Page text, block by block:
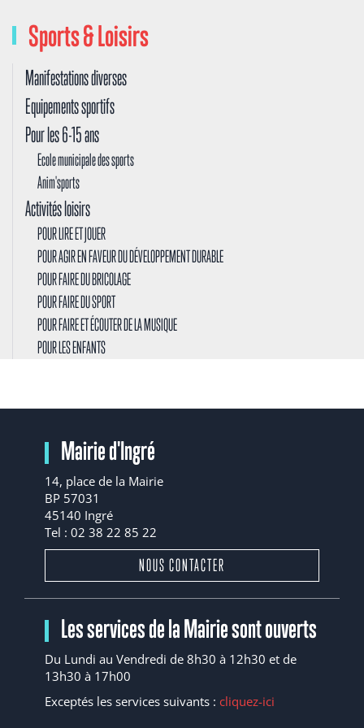
Sports & Loisirs
Manifestations diverses
Equipements sportifs
Pour les 6-15 ans
Ecole municipale des sports
Anim'sports
Activités loisirs
POUR LIRE ET JOUER
POUR AGIR EN FAVEUR DU DÉVELOPPEMENT DURABLE
POUR FAIRE DU BRICOLAGE
POUR FAIRE DU SPORT
POUR FAIRE ET ÉCOUTER DE LA MUSIQUE
POUR LES ENFANTS
Mairie d'Ingré
14, place de la Mairie
BP 57031
45140 Ingré
Tel : 02 38 22 85 22
NOUS CONTACTER
Les services de la Mairie sont ouverts
Du Lundi au Vendredi de 8h30 à 12h30 et de
13h30 à 17h00
Exceptés les services suivants : cliquez-ici